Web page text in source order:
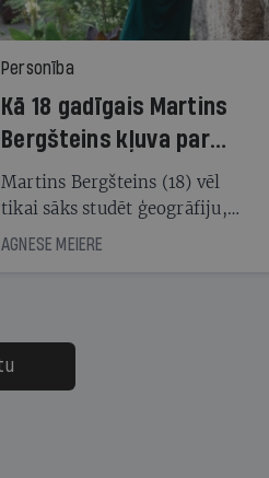
Personība
Kā 18 gadīgais Martins
Bergšteins kļuva par
laika ziņu seju?
Martins Bergšteins (18) vēl
tikai sāks studēt ģeogrāfiju,
bet viņa sacītajam jau uzticas
uzcītīga darba, mammas
atbalsts un drosme turpināt
meteovērojumus arī tad, kad
AGNESE MEIERE